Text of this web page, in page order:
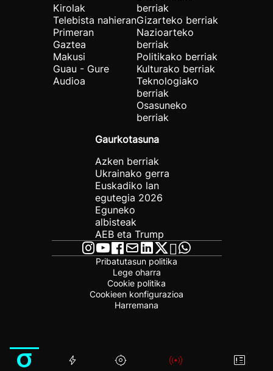
Kirolak
Telebista nahieran
Primeran
Gaztea
Makusi
Guau - Gure
Audioa
berriak
Gizarteko berriak
Nazioarteko
berriak
Politikako berriak
Kulturako berriak
Teknologiako
berriak
Osasuneko
berriak
Gaurkotasuna
Azken berriak
Ukrainako gerra
Euskadiko lan
egutegia 2026
Eguneko
albisteak
AEB eta Trump
Pribatutasun politika
Lege oharra
Cookie politika
Cookieen konfigurazioa
Harremana